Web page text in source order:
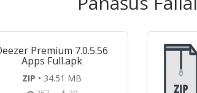
Premium 7.0.5.56
Apps Full.apk
ZIP • 34.51 MB